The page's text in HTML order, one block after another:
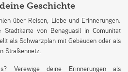
Geschichte
über Reisen, Liebe und Erinnerungen.
von Benaguasil in Comunitat
als Schwarzplan mit Gebäuden oder als
Straßennetz.
Verewige deine Erinnerungen als